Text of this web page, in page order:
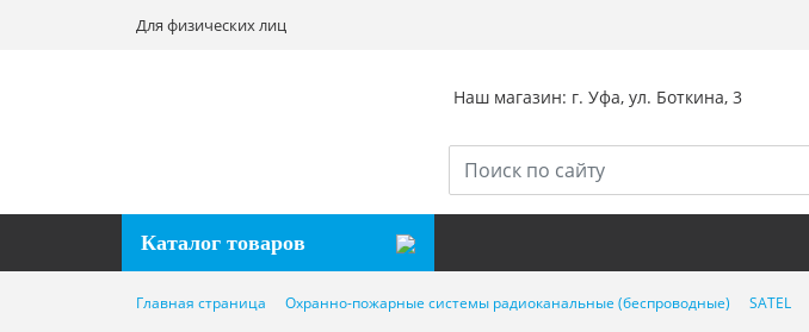
Для физических лиц
Наш магазин: г. Уфа, ул. Боткина, 3
Каталог товаров
Главная страница Охранно-пожарные системы радиоканальные (беспроводные) SATEL